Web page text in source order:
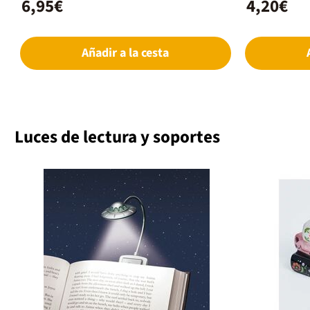
origen ético con acabados brillantes.Detalles:
cintas grosgrain de alta calidad.
6,95€
Añadir a la cesta
4,20€
Luces de lectura y soportes